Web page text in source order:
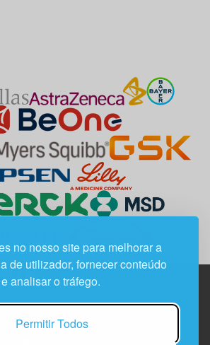
no nosso site para melhorar a
de utilizador, fornecer conteúdo
analisar o tráfego.
Permitir Todos
| Av. Infante D. Henrique, n.º 333H, esc.